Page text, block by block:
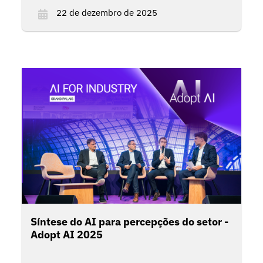
desafios comuns que as empresas devem
22 de dezembro de 2025
Síntese do AI para percepções do setor -
Adopt AI 2025